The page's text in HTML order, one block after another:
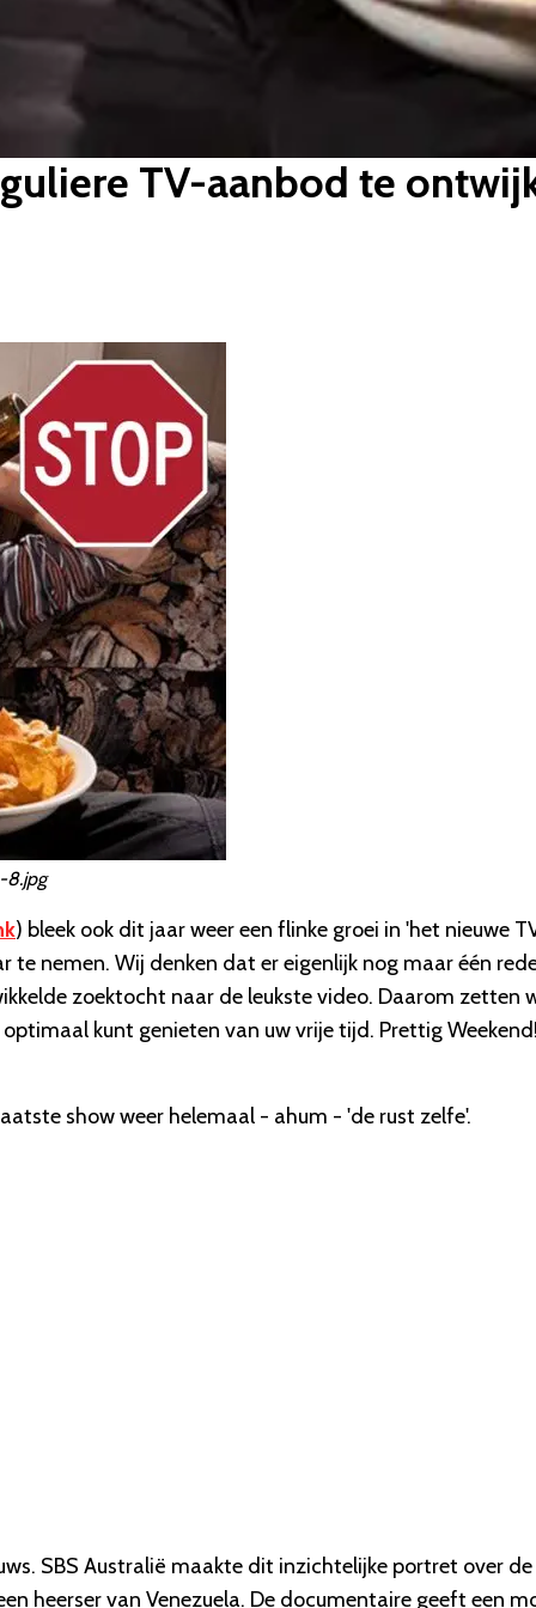
TV-aanbod te
8.jpg
) bleek ook dit jaar weer een flinke groei in 'het nieuwe
nemen. Wij denken dat er eigenlijk nog maar één
zoektocht naar de leukste video. Daarom zetten
kunt genieten van uw vrije tijd. Prettig
show weer helemaal - ahum - 'de rust zelfe'.
SBS Australië maakte dit inzichtelijke portret over de
heerser van Venezuela. De documentaire geeft een